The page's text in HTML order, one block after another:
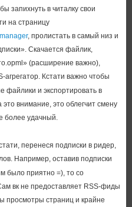
запихнуть в читалку свои
на страницу
, пролистать в самый низ и
Скачается файлик,
(расширение важно),
агрегатор. Кстати важно чтобы
файлики и экспортировать в
внимание, это облегчит смену
более удачный.
перенеся подписки в ридер,
Например, оставив подписки
было приятно =), то со
вк не предоставляет RSS-фиды
просмотры страниц и крайне